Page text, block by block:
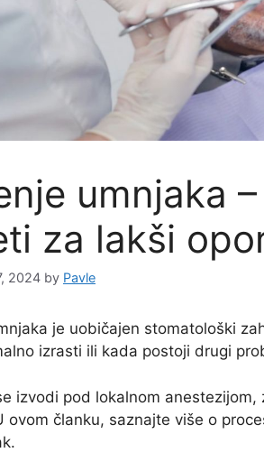
umnjaka
za lakši
2024 by Pavle
je uobičajen stomatološki
izrasti ili kada postoji drugi
izvodi pod lokalnom
ovom članku, saznajte više o